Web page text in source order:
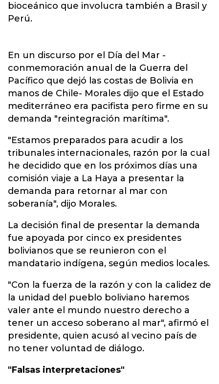
bioceánico que involucra también a Brasil y
Perú.
En un discurso por el Día del Mar -
conmemoración anual de la Guerra del
Pacífico que dejó las costas de Bolivia en
manos de Chile- Morales dijo que el Estado
mediterráneo era pacifista pero firme en su
demanda "reintegración marítima".
"Estamos preparados para acudir a los
tribunales internacionales, razón por la cual
he decidido que en los próximos días una
comisión viaje a La Haya a presentar la
demanda para retornar al mar con
soberanía", dijo Morales.
La decisión final de presentar la demanda
fue apoyada por cinco ex presidentes
bolivianos que se reunieron con el
mandatario indígena, según medios locales.
"Con la fuerza de la razón y con la calidez de
la unidad del pueblo boliviano haremos
valer ante el mundo nuestro derecho a
tener un acceso soberano al mar", afirmó el
presidente, quien acusó al vecino país de
no tener voluntad de diálogo.
"Falsas interpretaciones"